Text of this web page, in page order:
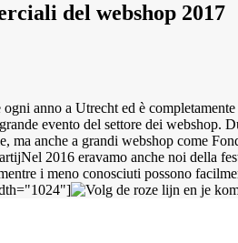
del webshop 2017
anno a Utrecht ed è
evento del settore dei webshop.
anche a grandi webshop come
Nel 2016 eravamo anche noi della
i meno conosciuti possono